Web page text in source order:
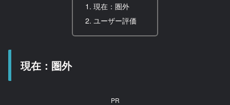
現在：圏外
ユーザー評価
現在：圏外
PR